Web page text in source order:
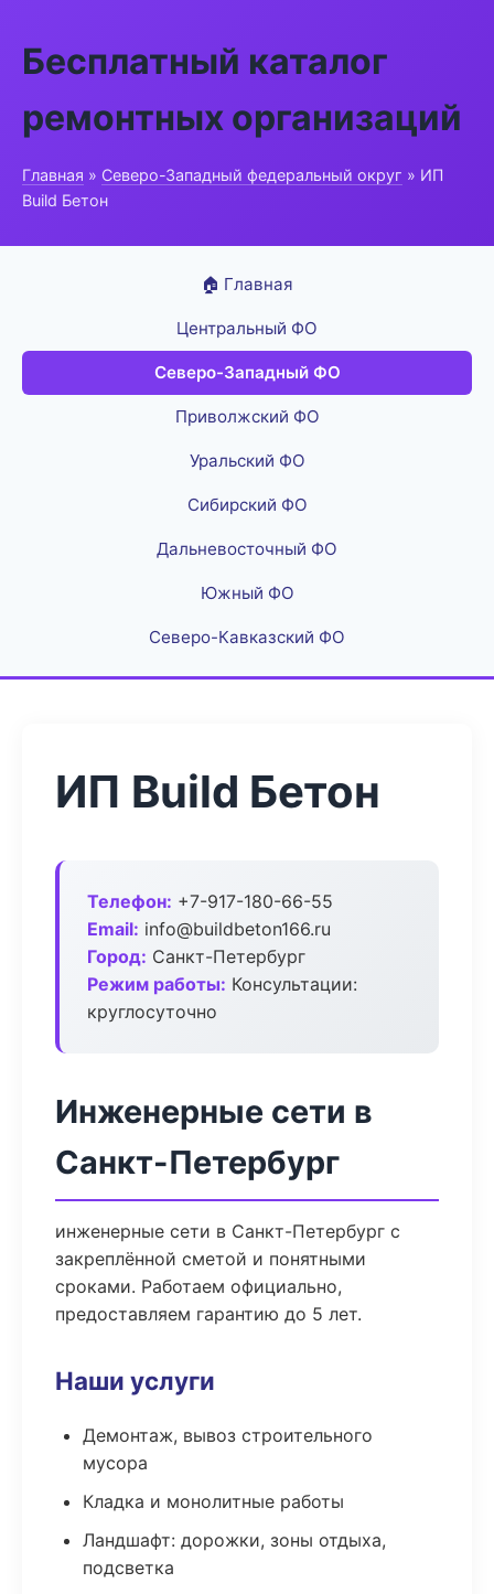
Бесплатный каталог
ремонтных организаций
Главная » Северо-Западный федеральный округ » ИП
Build Бетон
🏠 Главная
Центральный ФО
Северо-Западный ФО
Приволжский ФО
Уральский ФО
Сибирский ФО
Дальневосточный ФО
Южный ФО
Северо-Кавказский ФО
ИП Build Бетон
Телефон: +7-917-180-66-55
Email: info@buildbeton166.ru
Город: Санкт-Петербург
Режим работы: Консультации:
круглосуточно
Инженерные сети в
Санкт-Петербург
инженерные сети в Санкт-Петербург с
закреплённой сметой и понятными
сроками. Работаем официально,
предоставляем гарантию до 5 лет.
Наши услуги
Демонтаж, вывоз строительного
мусора
Кладка и монолитные работы
Ландшафт: дорожки, зоны отдыха,
подсветка